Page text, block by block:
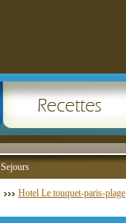
Sejours
Hotel Le touquet-paris-plage